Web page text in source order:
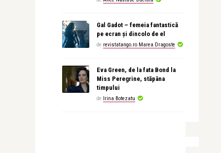
Gal Gadot – femeia fantastică
pe ecran și dincolo de el
de revistatango.ro Marea Dragoste
Eva Green, de la fata Bond la
Miss Peregrine, stăpâna
timpului
de Irina Botezatu